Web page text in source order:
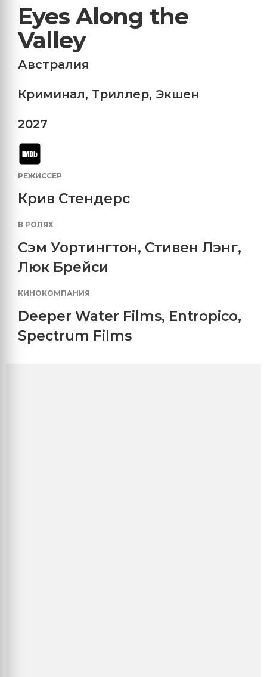
Eyes Along the
Valley
Австралия
Криминал, Триллер, Экшен
2027
РЕЖИССЕР
Крив Стендерс
В РОЛЯХ
Сэм Уортингтон, Стивен Лэнг,
Люк Брейси
КИНОКОМПАНИЯ
Deeper Water Films, Entropico,
Spectrum Films